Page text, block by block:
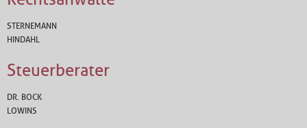
STERNEMANN
HINDAHL
Steuerberater
DR. BOCK
LOWINS